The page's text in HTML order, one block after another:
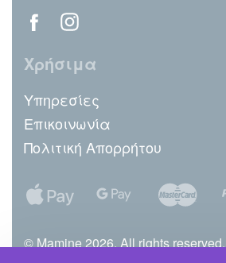
Χρήσιμα
Υπηρεσίες
Επικοινωνία
Πολιτική Απορρήτου
© Mamine 2026. All rights reserved.